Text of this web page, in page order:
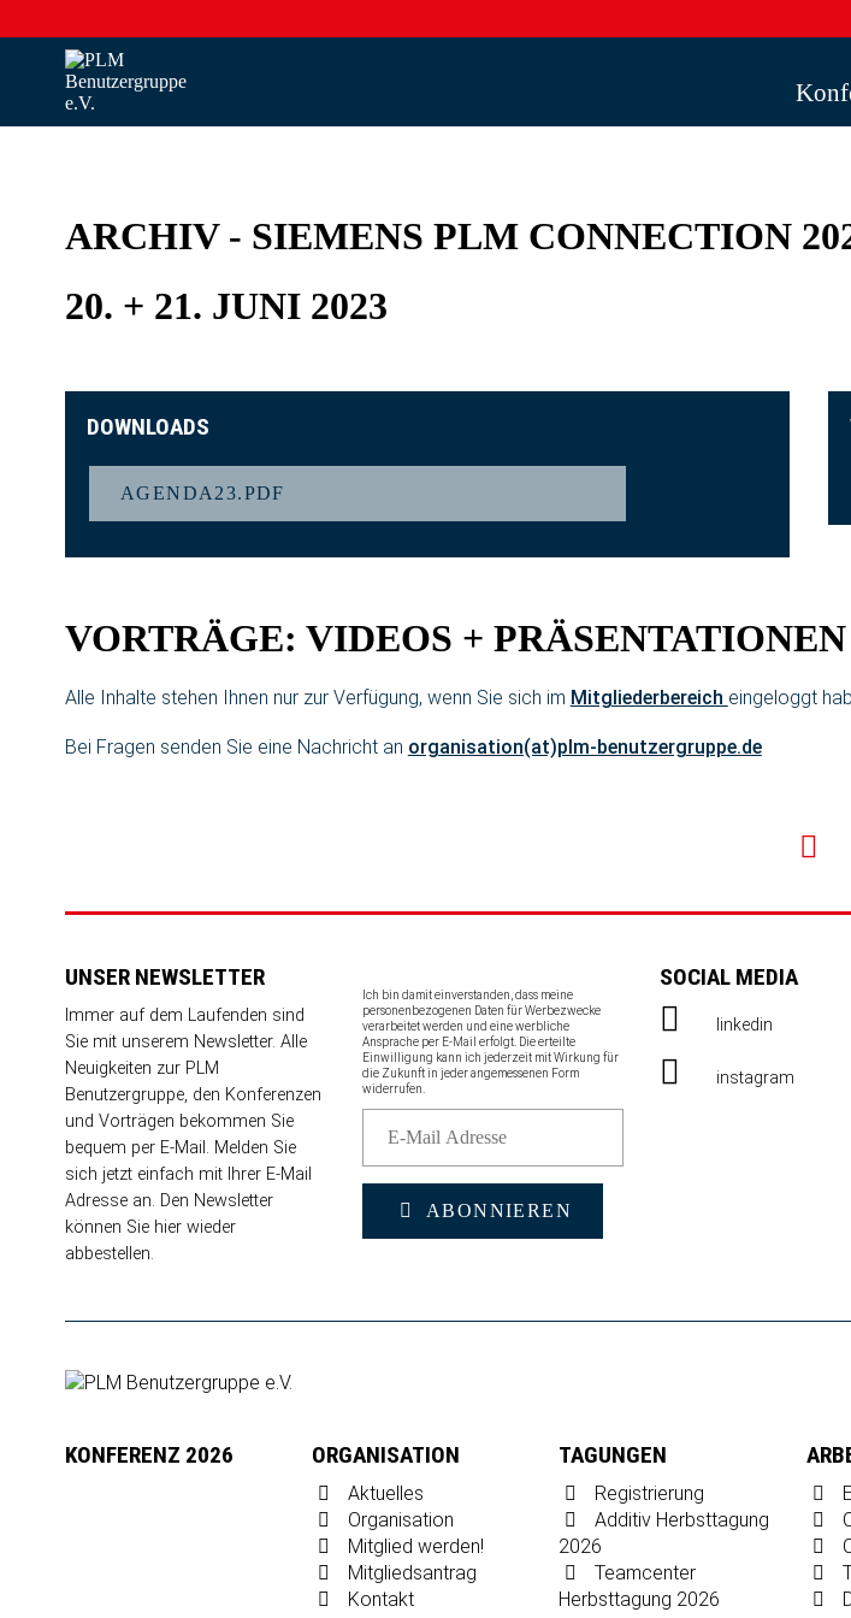
ARCHIV - SIEMENS PLM CONNECTION
20. + 21. JUNI 2023
DOWNLOADS
AGENDA23.PDF
VORTRÄGE: VIDEOS + PRÄSENTATIONEN
Alle Inhalte stehen Ihnen nur zur Verfügung, wenn Sie sich im Mitgliederbereich eingeloggt
Bei Fragen senden Sie eine Nachricht an organisation(at)plm-benutzergruppe.de
UNSER NEWSLETTER
Immer auf dem Laufenden sind
Sie mit unserem Newsletter. Alle
Neuigkeiten zur PLM
Benutzergruppe, den Konferenzen
und Vorträgen bekommen Sie
bequem per E-Mail. Melden Sie
sich jetzt einfach mit Ihrer E-Mail
Adresse an. Den Newsletter
können Sie hier wieder
abbestellen.
Ich bin damit einverstanden, dass meine
personenbezogenen Daten für Werbezwecke
verarbeitet werden und eine werbliche
Ansprache per E-Mail erfolgt. Die erteilte
Einwilligung kann ich jederzeit mit Wirkung für
die Zukunft in jeder angemessenen Form
widerrufen.
ABONNIEREN
SOCIAL MEDIA
linkedin
instagram
KONFERENZ 2026 ORGANISATION
Aktuelles
Organisation
Mitglied werden!
Mitgliedsantrag
Kontakt
TAGUNGEN
Registrierung
Additiv Herbsttagung
2026
Teamcenter
Herbsttagung 2026